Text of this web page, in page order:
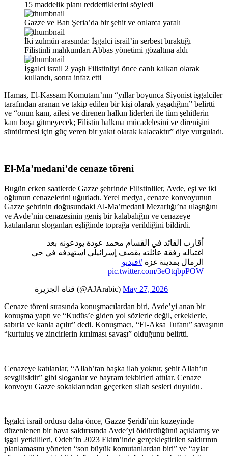
15 maddelik planı reddettiklerini söyledi
Gazze ve Batı Şeria’da bir şehit ve onlarca yaralı
İki zulmün arasında: İşgalci israil’in serbest bıraktığı
Filistinli mahkumları Abbas yönetimi gözaltına aldı
İşgalci israil 2 yaşlı Filistinliyi önce canlı kalkan olarak
kullandı, sonra infaz etti
Hamas, El-Kassam Komutanı’nın “yıllar boyunca Siyonist işgalciler
tarafından aranan ve takip edilen bir kişi olarak yaşadığını” belirtti
ve “onun kanı, ailesi ve direnen halkın liderleri ile tüm şehitlerin
kanı boşa gitmeyecek; Filistin halkına mücadelesini ve direnişini
sürdürmesi için güç veren bir yakıt olarak kalacaktır” diye vurguladı.
El-Ma’medani’de cenaze töreni
Bugün erken saatlerde Gazze şehrinde Filistinliler, Avde, eşi ve iki
oğlunun cenazelerini uğurladı. Yerel medya, cenaze konvoyunun
Gazze şehrinin doğusundaki Al-Ma’medani Mezarlığı’na ulaştığını
ve Avde’nin cenazesinin geniş bir kalabalığın ve cenazeye
katılanların sloganları eşliğinde toprağa verildiğini bildirdi.
أقارب القائد في القسام محمد عودة يودعونه بعد
اغتياله رفقة عائلته بقصف إسرائيلي استهدفه في حي
الرمال بمدينة غزة #فيديو
pic.twitter.com/3eOtqbpPOW
— قناة الجزيرة (@AJArabic) May 27, 2026
Cenaze töreni sırasında konuşmacılardan biri, Avde’yi anan bir
konuşma yaptı ve “Kudüs’e giden yol sözlerle değil, erkeklerle,
sabırla ve kanla açılır” dedi. Konuşmacı, “El-Aksa Tufanı” savaşının
“kurtuluş ve zincirlerin kırılması savaşı” olduğunu belirtti.
Cenazeye katılanlar, “Allah’tan başka ilah yoktur, şehit Allah’ın
sevgilisidir” gibi sloganlar ve bayram tekbirleri attılar. Cenaze
konvoyu Gazze sokaklarından geçerken silah sesleri duyuldu.
İşgalci israil ordusu daha önce, Gazze Şeridi’nin kuzeyinde
düzenlenen bir hava saldırısında Avde’yi öldürdüğünü açıklamış ve
işgal yetkilileri, Odeh’in 2023 Ekim’inde gerçekleştirilen saldırının
planlamasını yöneten “son büyük komutanlardan biri” ve “aylar